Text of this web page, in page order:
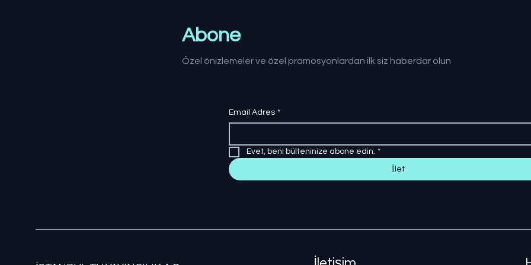
Abone
Özel önizlemeler ve özel promosyonlardan ilk siz haberdar olun
Email Adres *
Evet, beni bülteninize abone edin. *
İlet